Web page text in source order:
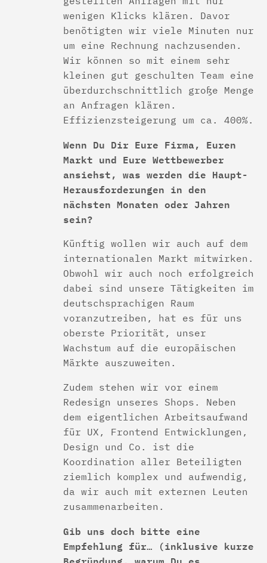
wenigen Klicks klären. Davor
benötigten wir viele Minuten nur
um eine Rechnung nachzusenden.
Wir können so mit einem sehr
kleinen gut geschulten Team eine
überdurchschnittlich große Menge
an Anfragen klären.
Effizienzsteigerung um ca. 400%.
Wenn Du Dir Eure Firma, Euren
Markt und Eure Wettbewerber
ansiehst, was werden die Haupt-
Herausforderungen in den
nächsten Monaten oder Jahren
sein?
Künftig wollen wir auch auf dem
internationalen Markt mitwirken.
Obwohl wir auch noch erfolgreich
dabei sind unsere Tätigkeiten im
deutschsprachigen Raum
voranzutreiben, hat es für uns
oberste Priorität, unser
Wachstum auf die europäischen
Märkte auszuweiten.
Zudem stehen wir vor einem
Redesign unseres Shops. Neben
dem eigentlichen Arbeitsaufwand
für UX, Frontend Entwicklungen,
Design und Co. ist die
Koordination aller Beteiligten
ziemlich komplex und aufwendig,
da wir auch mit externen Leuten
zusammenarbeiten.
Gib uns doch bitte eine
Empfehlung für… (inklusive kurze